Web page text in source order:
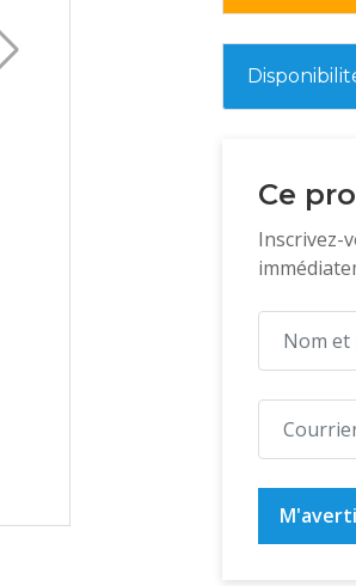
Ce
Inscrivez-